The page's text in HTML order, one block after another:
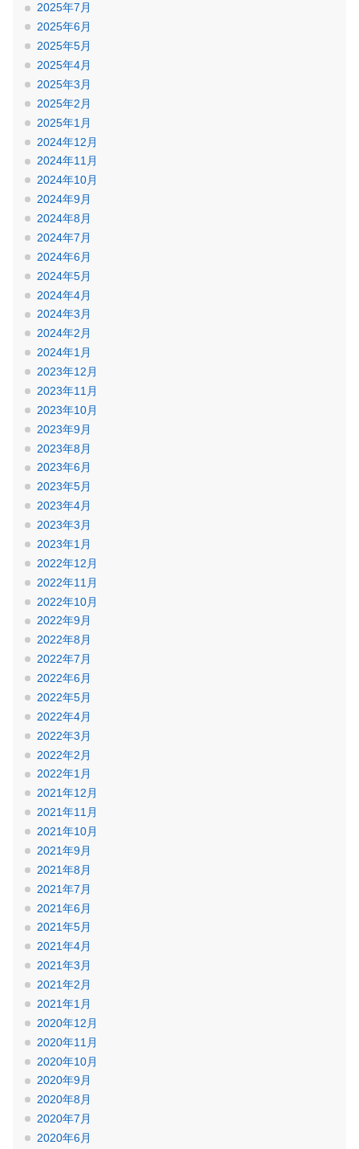
2025年7月
2025年6月
2025年5月
2025年4月
2025年3月
2025年2月
2025年1月
2024年12月
2024年11月
2024年10月
2024年9月
2024年8月
2024年7月
2024年6月
2024年5月
2024年4月
2024年3月
2024年2月
2024年1月
2023年12月
2023年11月
2023年10月
2023年9月
2023年8月
2023年6月
2023年5月
2023年4月
2023年3月
2023年1月
2022年12月
2022年11月
2022年10月
2022年9月
2022年8月
2022年7月
2022年6月
2022年5月
2022年4月
2022年3月
2022年2月
2022年1月
2021年12月
2021年11月
2021年10月
2021年9月
2021年8月
2021年7月
2021年6月
2021年5月
2021年4月
2021年3月
2021年2月
2021年1月
2020年12月
2020年11月
2020年10月
2020年9月
2020年8月
2020年7月
2020年6月